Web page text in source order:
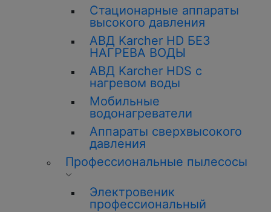
Стационарные аппараты
высокого давления
АВД Karcher HD БЕЗ
НАГРЕВА ВОДЫ
АВД Karcher HDS с
нагревом воды
Мобильные
водонагреватели
Аппараты сверхвысокого
давления
Профессиональные пылесосы
Электровеник
профессиональный